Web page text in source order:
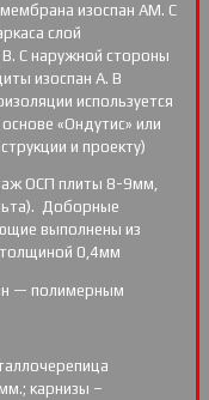
изоспан АМ. С
слой
С наружной стороны
изоспан А. В
используется
«Ондутис» или
и проекту)
ОСП плиты 8-9мм,
Доборные
выполнены из
0,4мм
— полимерным
карнизы –